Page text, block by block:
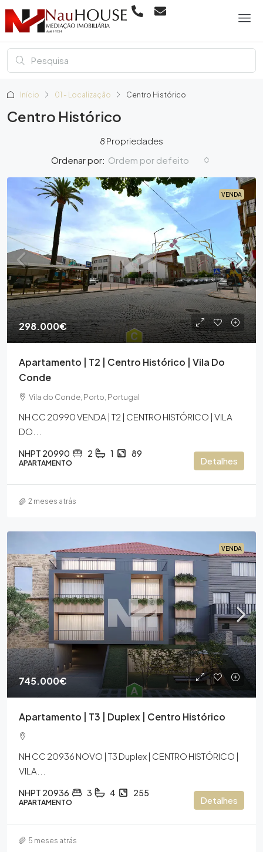
Início 01 - Localização Centro Histórico
Centro Histórico
8 Propriedades
Ordenar por: Ordem por defeito
VENDA
298.000€
Apartamento | T2 | Centro Histórico | Vila Do
Conde
Vila do Conde, Porto, Portugal
NH CC 20990 VENDA | T2 | CENTRO HISTÓRICO | VILA
DO...
NHPT 20990 2 1 89
APARTAMENTO Detalhes
2 meses atrás
VENDA
745.000€
Apartamento | T3 | Duplex | Centro Histórico
NH CC 20936 NOVO | T3 Duplex | CENTRO HISTÓRICO |
VILA...
NHPT 20936 3 4 255
APARTAMENTO Detalhes
5 meses atrás